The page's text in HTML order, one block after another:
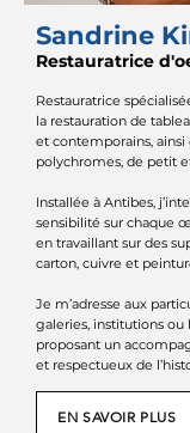
Sandrine
Restauratrice
Restauratrice
la restauration de
et contemporains, ainsi
polychromes, de petit
Installée à Antibes,
sensibilité sur chaque
en travaillant sur des
carton, cuivre et
Je m’adresse aux
galeries, institutions ou
proposant un
et respectueux de
EN SAVOIR PLUS